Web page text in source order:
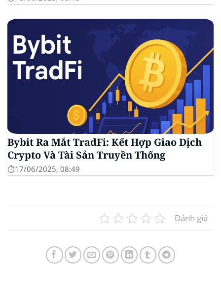
Bybit Ra Mắt TradFi: Kết Hợp Giao Dịch
Crypto Và Tài Sản Truyền Thống
⏱️17/06/2025, 08:49
Đánh giá